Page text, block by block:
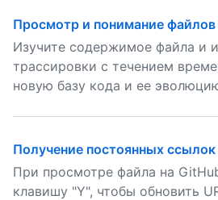
Просмотр и понимание файлов
Изучите содержимое файла и
трассировки с течением
новую базу кода и ее
Получение постоянных
При просмотре файла на
клавишу "Y", чтобы обновить